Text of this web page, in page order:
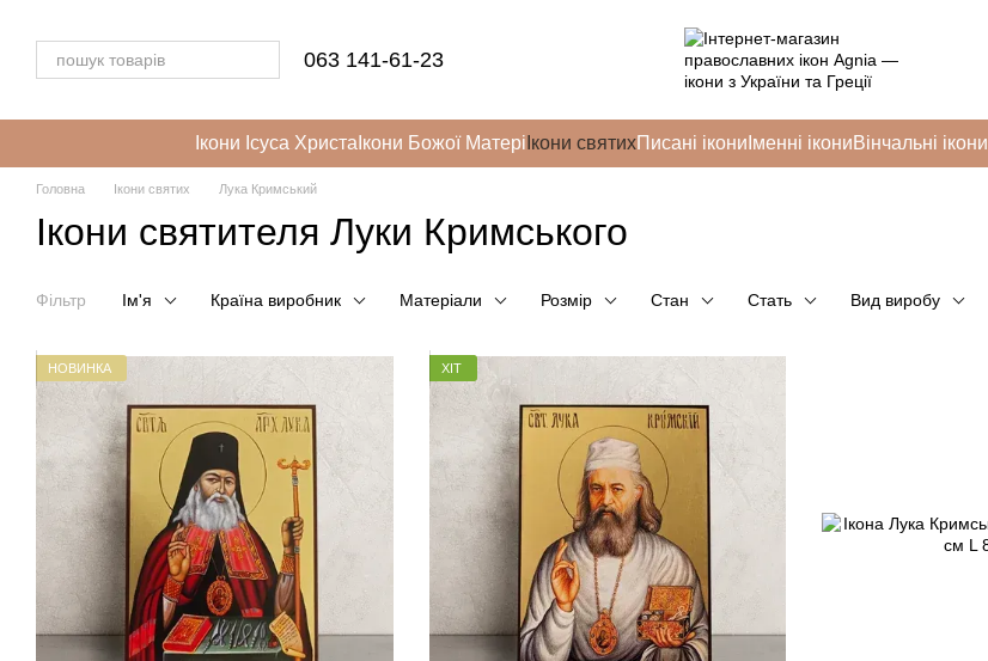
063 141-61-23
Ікони Ісуса Христа Ікони Божої Матері Ікони святихПисані ікони Іменні ікониВінчальні ікони
Головна Ікони святих Лука Кримський
Ікони святителя Луки Кримського
Фільтр Ім'я Країна виробник Матеріали Розмір Стан Стать Вид виробу
НОВИНКА ХІТ